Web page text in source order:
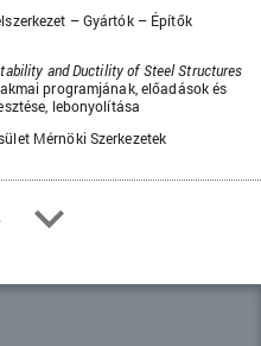
– Gyártók – Építők
and Ductility of Steel Structures
programjának, előadások és
lebonyolítása
Mérnöki Szerkezetek